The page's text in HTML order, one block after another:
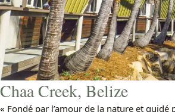
Chaa Creek, Belize
« Fondé par l’amour de la nature et